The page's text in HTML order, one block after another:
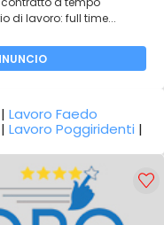
di lavoro: full time...
|Lavoro Faedo
|Lavoro Poggiridenti |